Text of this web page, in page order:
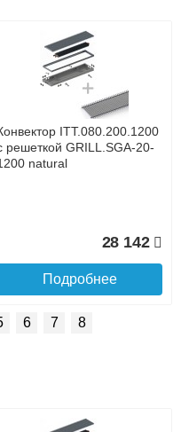
и Московской области
в режиме реального
товара как при
деньги, Web-money,
и с НДС)
ITT.080.200.1200
решеткой GRILL.SGA-20-
natural
28 142
Подробнее
Конвектор ITT.080.200.1000
6 7 8